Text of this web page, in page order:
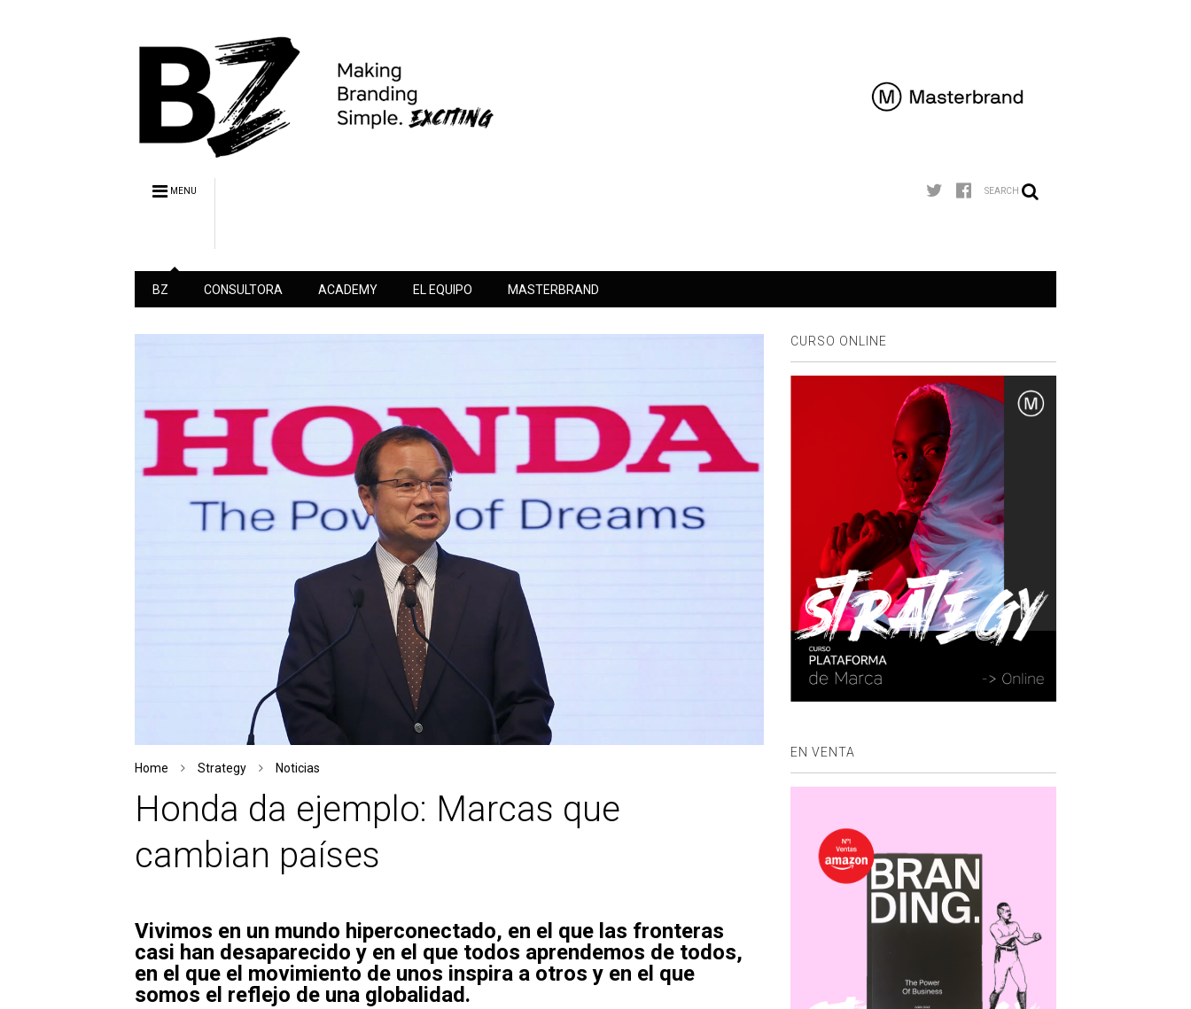
MENU SEARCH
BZ CONSULTORA ACADEMY EL EQUIPO MASTERBRAND
Home Strategy Noticias
Honda da ejemplo: Marcas que
cambian países
Vivimos en un mundo hiperconectado, en el que las fronteras
casi han desaparecido y en el que todos aprendemos de todos,
en el que el movimiento de unos inspira a otros y en el que
somos el reflejo de una globalidad.
CURSO ONLINE
EN VENTA